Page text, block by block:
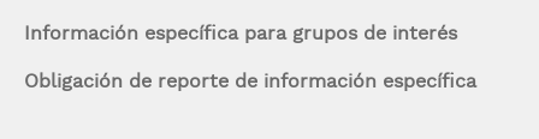
Información específica para grupos de interés
Obligación de reporte de información específica